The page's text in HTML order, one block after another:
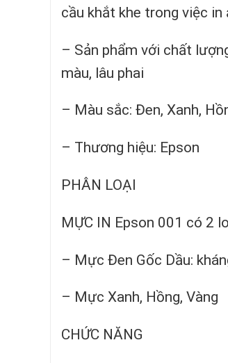
cầu khắt khe trong việc in
– Sản phẩm với chất
màu, lâu phai
– Màu sắc: Đen, Xanh,
– Thương hiệu: Epson
PHÂN LOẠI
MỰC IN Epson 001 có 2
– Mực Đen Gốc Dầu:
– Mực Xanh, Hồng, Vàng
CHỨC NĂNG